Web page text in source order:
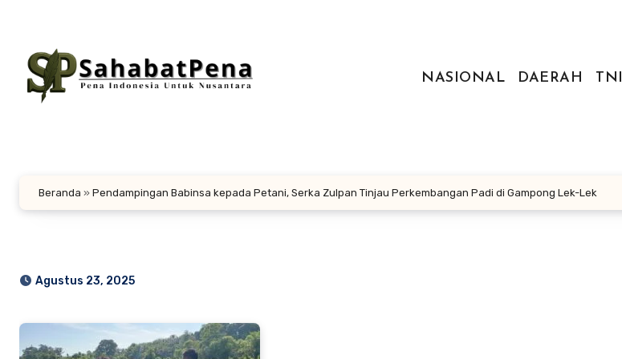
konten
NASIONAL
DAERAH TNI
Beranda » Pendampingan Babinsa kepada Petani, Serka Zulpan Tinjau Perkembangan Padi di Gampong Lek-Lek
Agustus 23, 2025